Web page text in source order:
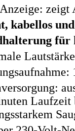
zeigt
kabellos
für
Laufzeit